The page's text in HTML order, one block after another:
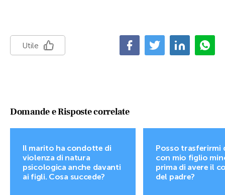
Utile
Domande e Risposte correlate
Il marito ha condotte di
violenza di natura
psicologica anche davanti
ai figli. Cosa succede?
Posso trasferirmi
con mio figlio
prima di avere il
del padre?